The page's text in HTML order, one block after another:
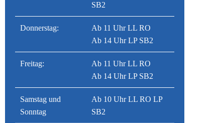
SB2
Donnerstag:
Ab 11 Uhr LL RO
Ab 14 Uhr LP SB2
Freitag:
Ab 11 Uhr LL RO
Ab 14 Uhr LP SB2
Samstag und
Sonntag
Ab 10 Uhr LL RO LP
SB2